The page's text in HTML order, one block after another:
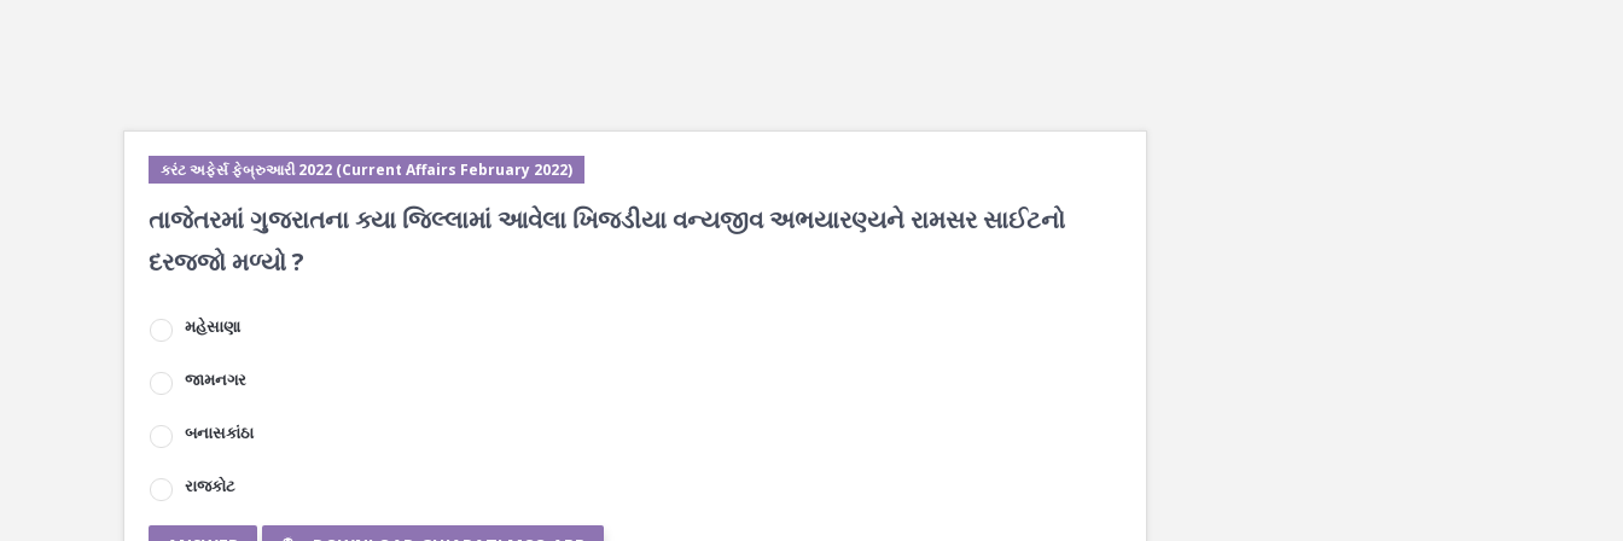
કરંટ અફેર્સ ફેબ્રુઆરી 2022 (Current Affairs February 2022)
તાજેતરમાં ગુજરાતના ક્યા જિલ્લામાં આવેલા ખિજડીયા વન્યજીવ અભયારણ્યને રામસર સાઈટનો
દરજ્જો મળ્યો ?
મહેસાણા
જામનગર
બનાસકાંઠા
રાજકોટ